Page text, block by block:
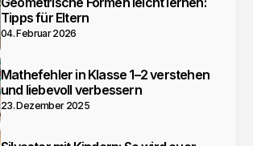
Tipps für Eltern
04. Februar 2026
Mathefehler in Klasse 1–2 verstehen
und liebevoll verbessern
23. Dezember 2025